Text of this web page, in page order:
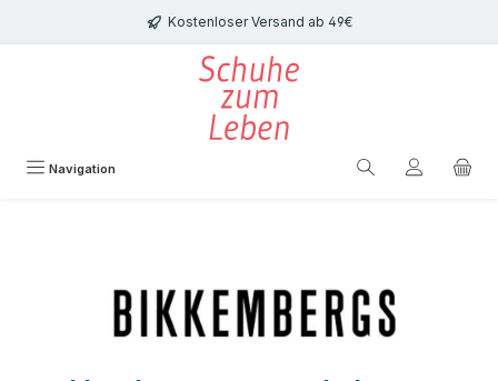
Zum Hauptinhalt springen Kostenloser Versand ab 49€
Navigation